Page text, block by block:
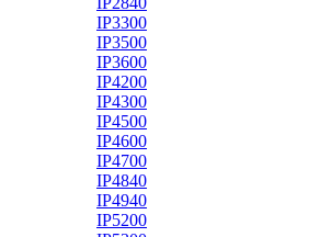
IP3300
IP3500
IP3600
IP4200
IP4300
IP4500
IP4600
IP4700
IP4840
IP4940
IP5200